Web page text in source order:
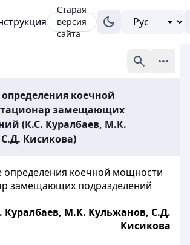
Старая
версия
сайта
коечной
замещающих
(К.С. Куралбаев, М.К.
Кисикова)
определения коечной мощности
замещающих подразделений
Куралбаев, М.К. Кульжанов, С.Д.
Кисикова